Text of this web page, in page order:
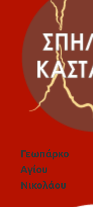
Γεωπάρκο
Αγίου
Νικολάου